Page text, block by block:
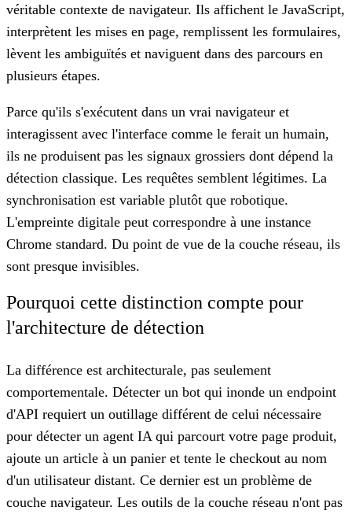
véritable contexte de navigateur. Ils affichent le JavaScript,
interprètent les mises en page, remplissent les formulaires,
lèvent les ambiguïtés et naviguent dans des parcours en
plusieurs étapes.
Parce qu'ils s'exécutent dans un vrai navigateur et
interagissent avec l'interface comme le ferait un humain,
ils ne produisent pas les signaux grossiers dont dépend la
détection classique. Les requêtes semblent légitimes. La
synchronisation est variable plutôt que robotique.
L'empreinte digitale peut correspondre à une instance
Chrome standard. Du point de vue de la couche réseau, ils
sont presque invisibles.
Pourquoi cette distinction compte pour
l'architecture de détection
La différence est architecturale, pas seulement
comportementale. Détecter un bot qui inonde un endpoint
d'API requiert un outillage différent de celui nécessaire
pour détecter un agent IA qui parcourt votre page produit,
ajoute un article à un panier et tente le checkout au nom
d'un utilisateur distant. Ce dernier est un problème de
couche navigateur. Les outils de la couche réseau n'ont pas